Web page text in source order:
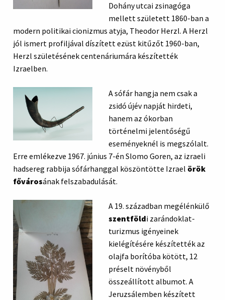
Dohány utcai zsinagóga
mellett született 1860-ban a
modern politikai cionizmus atyja, Theodor Herzl. A Herzl
jól ismert profiljával díszített ezüst kitűzőt 1960-ban,
Herzl születésének centenáriumára készítették
Izraelben.
A sófár hangja nem csak a
zsidó újév napját hirdeti,
hanem az ókorban
történelmi jelentőségű
eseményeknél is megszólalt.
Erre emlékezve 1967. június 7-én Slomo Goren, az izraeli
hadsereg rabbija sófárhanggal köszöntötte Izrael örök
fővárosának felszabadulását.
A 19. században megélénkülő
szentföldi zarándoklat-
turizmus igényeinek
kielégítésére készítették az
olajfa borítóba kötött, 12
préselt növényből
összeállított albumot. A
Jeruzsálemben készített